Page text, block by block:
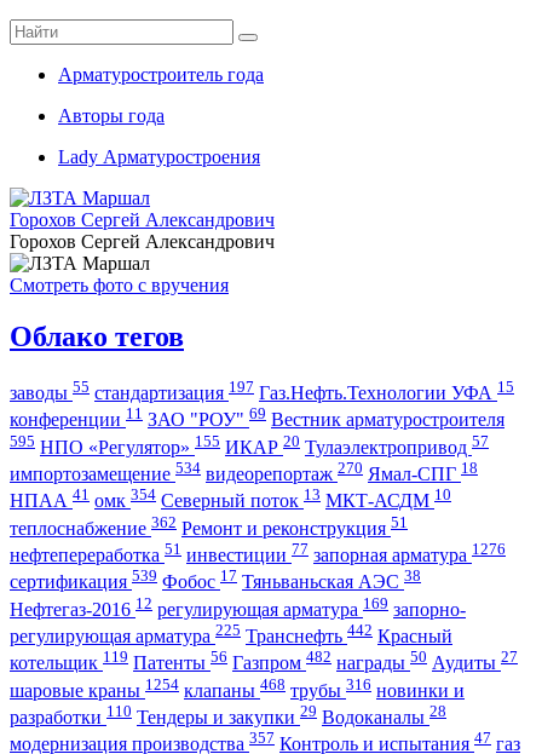
Арматуростроитель года
Авторы года
Lady Арматуростроения
Горохов Сергей Александрович
Горохов Сергей Александрович
Смотреть фото с вручения
Облако тегов
заводы 55 стандартизация 197 Газ.Нефть.Технологии УФА 15
конференции 11 ЗАО "РОУ" 69 Вестник арматуростроителя
595 НПО «Регулятор» 155 ИКАР 20 Тулаэлектропривод 57
импортозамещение 534 видеорепортаж 270 Ямал-СПГ 18
НПАА 41 омк 354 Северный поток 13 МКТ-АСДМ 10
теплоснабжение 362 Ремонт и реконструкция 51
нефтепереработка 51 инвестиции 77 запорная арматура 1276
сертификация 539 Фобос 17 Тяньваньская АЭС 38
Нефтегаз-2016 12 регулирующая арматура 169 запорно-
регулирующая арматура 225 Транснефть 442 Красный
котельщик 119 Патенты 56 Газпром 482 награды 50 Аудиты 27
шаровые краны 1254 клапаны 468 трубы 316 новинки и
разработки 110 Тендеры и закупки 29 Водоканалы 28
модернизация производства 357 Контроль и испытания 47 газ